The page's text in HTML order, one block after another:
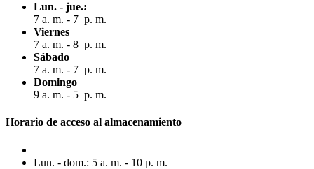
Lun. - jue.:
7 a. m. - 7 p. m.
Viernes
7 a. m. - 8 p. m.
Sábado
7 a. m. - 7 p. m.
Domingo
9 a. m. - 5 p. m.
Horario de acceso al almacenamiento
Lun. - dom.: 5 a. m. - 10 p. m.